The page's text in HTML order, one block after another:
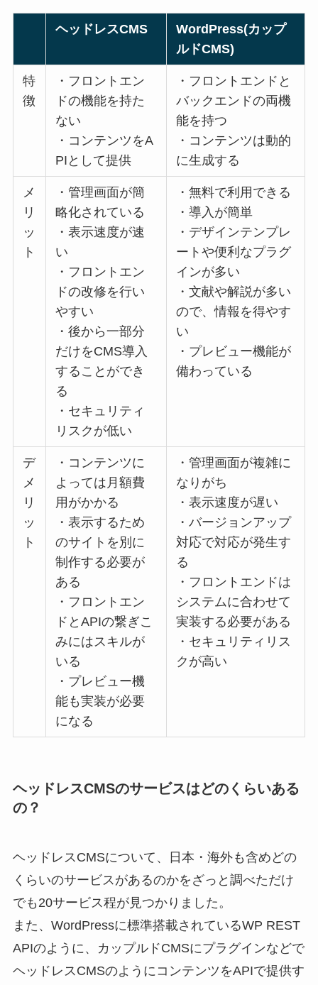
ヘッドレスCMS WordPress(カップ
ルドCMS)
特
徴
・フロントエン
ドの機能を持た
ない
・コンテンツをA
PIとして提供
・フロントエンドと
バックエンドの両機
能を持つ
・コンテンツは動的
に生成する
メ
リ
ッ
ト
・管理画面が簡
略化されている
・表示速度が速
い
・フロントエン
ドの改修を行い
やすい
・後から一部分
だけをCMS導入
することができ
る
・セキュリティ
リスクが低い
・無料で利用できる
・導入が簡単
・デザインテンプレ
ートや便利なプラグ
インが多い
・文献や解説が多い
ので、情報を得やす
い
・プレビュー機能が
備わっている
デ
メ
リ
ッ
ト
・コンテンツに
よっては月額費
用がかかる
・表示するため
のサイトを別に
制作する必要が
ある
・フロントエン
ドとAPIの繋ぎこ
みにはスキルが
いる
・プレビュー機
能も実装が必要
になる
・管理画面が複雑に
なりがち
・表示速度が遅い
・バージョンアップ
対応で対応が発生す
る
・フロントエンドは
システムに合わせて
実装する必要がある
・セキュリティリス
クが高い
ヘッドレスCMSのサービスはどのくらいある
の？
ヘッドレスCMSについて、日本・海外も含めどの
くらいのサービスがあるのかをざっと調べただけ
でも20サービス程が見つかりました。
また、WordPressに標準搭載されているWP REST
APIのように、カップルドCMSにプラグインなどで
ヘッドレスCMSのようにコンテンツをAPIで提供す